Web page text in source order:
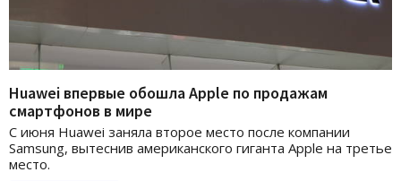
Huawei впервые обошла Apple по продажам
смартфонов в мире
С июня Huawei заняла второе место после компании
Samsung, вытеснив американского гиганта Apple на третье
место.